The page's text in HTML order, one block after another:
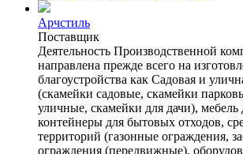
Арчстиль
Поставщик
Деятельность Производственной
направлена прежде всего на
благоустройства как Садовая и
(скамейки садовые, скамейки
уличные, скамейки для дачи), мебель
контейнеры для бытовых отходов,
территорий (газонные ограждения,
ограждения (передвижные),